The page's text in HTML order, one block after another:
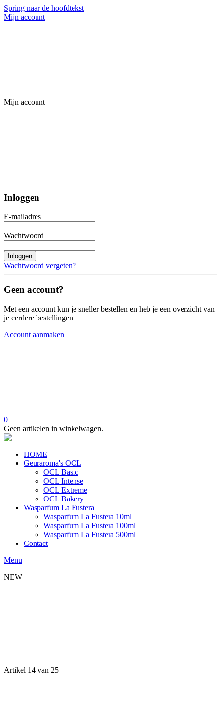
Spring naar de hoofdtekst
Mijn account
Mijn account
Inloggen
E-mailadres
Wachtwoord
Inloggen
Wachtwoord vergeten?
Geen account?
Met een account kun je sneller bestellen en heb je een overzicht van
je eerdere bestellingen.
Account aanmaken
0
Geen artikelen in winkelwagen.
HOME
Geuraroma's OCL
OCL Basic
OCL Intense
OCL Extreme
OCL Bakery
Wasparfum La Fustera
Wasparfum La Fustera 10ml
Wasparfum La Fustera 100ml
Wasparfum La Fustera 500ml
Contact
Menu
NEW
Artikel 14 van 25